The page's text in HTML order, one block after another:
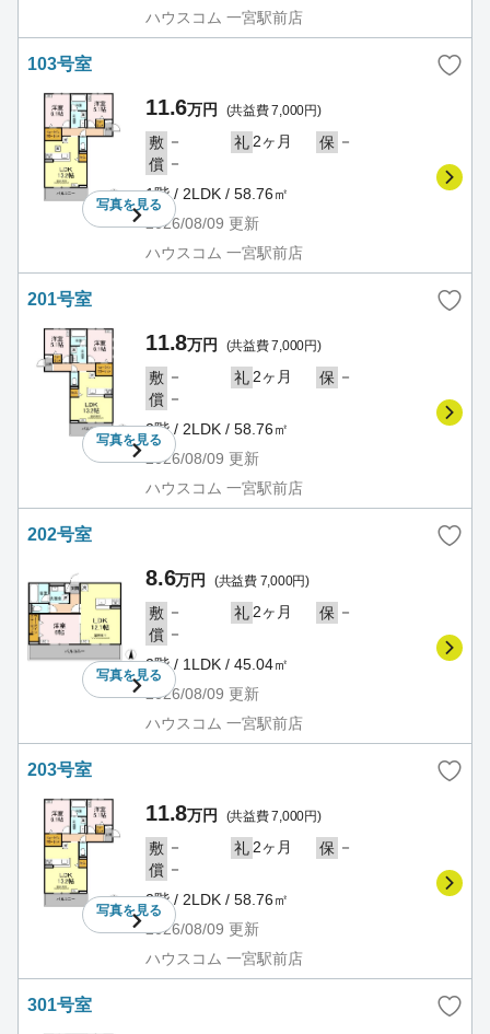
ハウスコム 一宮駅前店
103号室
写真を見る
11.6万円 (共益費 7,000円)
敷 － 礼 2ヶ月 保 －
償 －
1階 / 2LDK / 58.76㎡
2026/08/09 更新
ハウスコム 一宮駅前店
201号室
写真を見る
11.8万円 (共益費 7,000円)
敷 － 礼 2ヶ月 保 －
償 －
2階 / 2LDK / 58.76㎡
2026/08/09 更新
ハウスコム 一宮駅前店
202号室
写真を見る
8.6万円 (共益費 7,000円)
敷 － 礼 2ヶ月 保 －
償 －
2階 / 1LDK / 45.04㎡
2026/08/09 更新
ハウスコム 一宮駅前店
203号室
写真を見る
11.8万円 (共益費 7,000円)
敷 － 礼 2ヶ月 保 －
償 －
2階 / 2LDK / 58.76㎡
2026/08/09 更新
ハウスコム 一宮駅前店
301号室